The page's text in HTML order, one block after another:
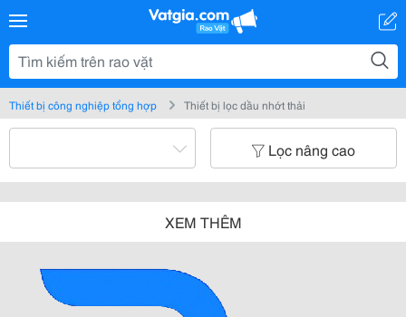
Thiết bị công nghiệp tổng hợp Thiết bị lọc dầu nhớt thải
Lọc nâng cao
XEM THÊM